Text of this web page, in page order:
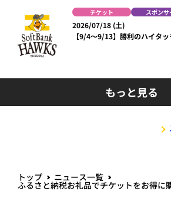
チケット スポンサ
2026/07/18 (土)
【9/4～9/13】勝利のハイタ
もっと見る
トップ ニュース一覧
ふるさと納税お礼品でチケットをお得に